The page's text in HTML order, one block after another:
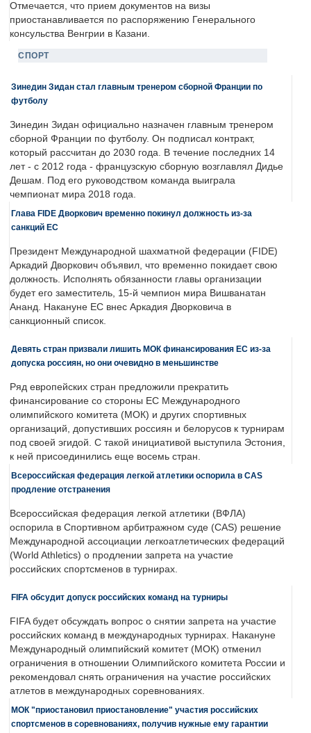
Отмечается, что прием документов на визы
приостанавливается по распоряжению Генерального
консульства Венгрии в Казани.
СПОРТ
Зинедин Зидан стал главным тренером сборной Франции по
футболу
Зинедин Зидан официально назначен главным тренером
сборной Франции по футболу. Он подписал контракт,
который рассчитан до 2030 года. В течение последних 14
лет - с 2012 года - французскую сборную возглавлял Дидье
Дешам. Под его руководством команда выиграла
чемпионат мира 2018 года.
Глава FIDE Дворкович временно покинул должность из-за
санкций ЕС
Президент Международной шахматной федерации (FIDE)
Аркадий Дворкович объявил, что временно покидает свою
должность. Исполнять обязанности главы организации
будет его заместитель, 15-й чемпион мира Вишванатан
Ананд. Накануне ЕС внес Аркадия Дворковича в
санкционный список.
Девять стран призвали лишить МОК финансирования ЕС из-за
допуска россиян, но они очевидно в меньшинстве
Ряд европейских стран предложили прекратить
финансирование со стороны ЕС Международного
олимпийского комитета (МОК) и других спортивных
организаций, допустивших россиян и белорусов к турнирам
под своей эгидой. С такой инициативой выступила Эстония,
к ней присоединились еще восемь стран.
Всероссийская федерация легкой атлетики оспорила в CAS
продление отстранения
Всероссийская федерация легкой атлетики (ВФЛА)
оспорила в Спортивном арбитражном суде (CAS) решение
Международной ассоциации легкоатлетических федераций
(World Athletics) о продлении запрета на участие
российских спортсменов в турнирах.
FIFA обсудит допуск российских команд на турниры
FIFA будет обсуждать вопрос о снятии запрета на участие
российских команд в международных турнирах. Накануне
Международный олимпийский комитет (МОК) отменил
ограничения в отношении Олимпийского комитета России и
рекомендовал снять ограничения на участие российских
атлетов в международных соревнованиях.
МОК "приостановил приостановление" участия российских
спортсменов в соревнованиях, получив нужные ему гарантии